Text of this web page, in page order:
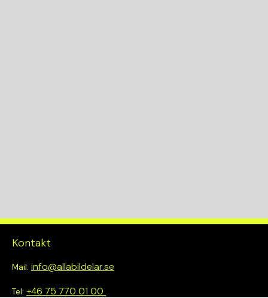
Kontakt
Mail: info@allabildelar.se
Tel: +46 75 770 01 00